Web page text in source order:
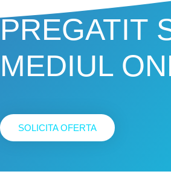
PREGATIT
MEDIUL
SOLICITA OFERTA